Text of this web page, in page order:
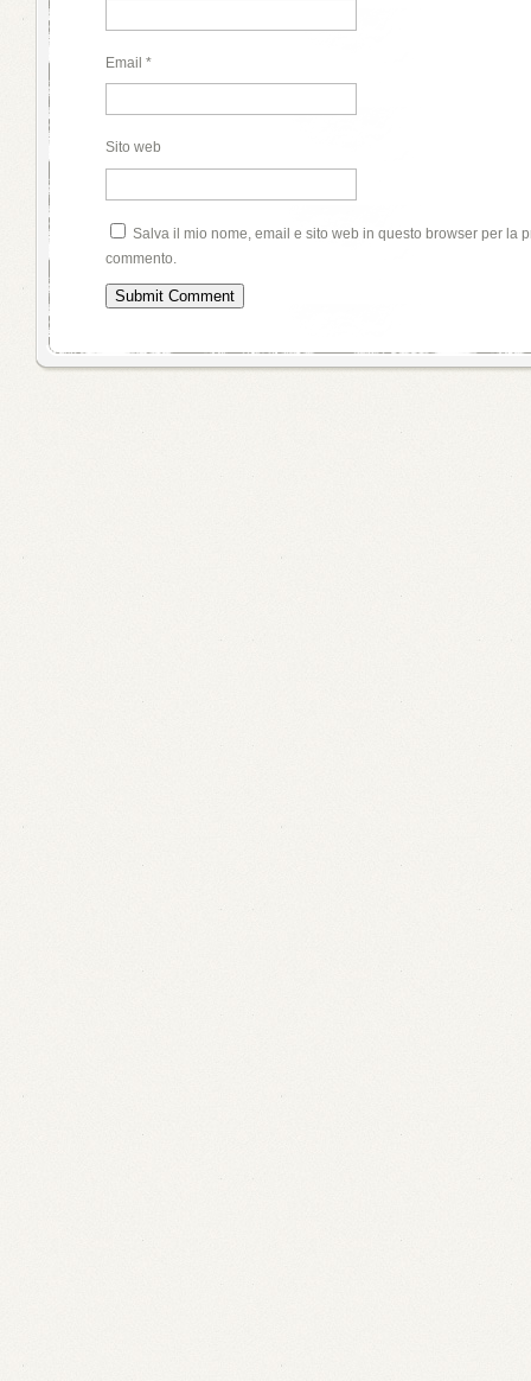
Email *
Sito web
Salva il mio nome, email e sito web in questo browser per la
commento.